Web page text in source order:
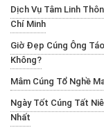
Dịch Vụ Tâm Linh
Chí Minh
Giờ Đẹp Cúng Ông
Không?
Mâm Cúng Tổ Nghề
Ngày Tốt Cúng Tất
Nhất